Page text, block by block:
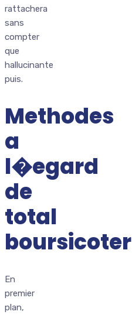
rattachera
sans
compter
que
hallucinante
puis.
Methodes
a
l�egard
de
total
boursicoter
En
premier
plan,